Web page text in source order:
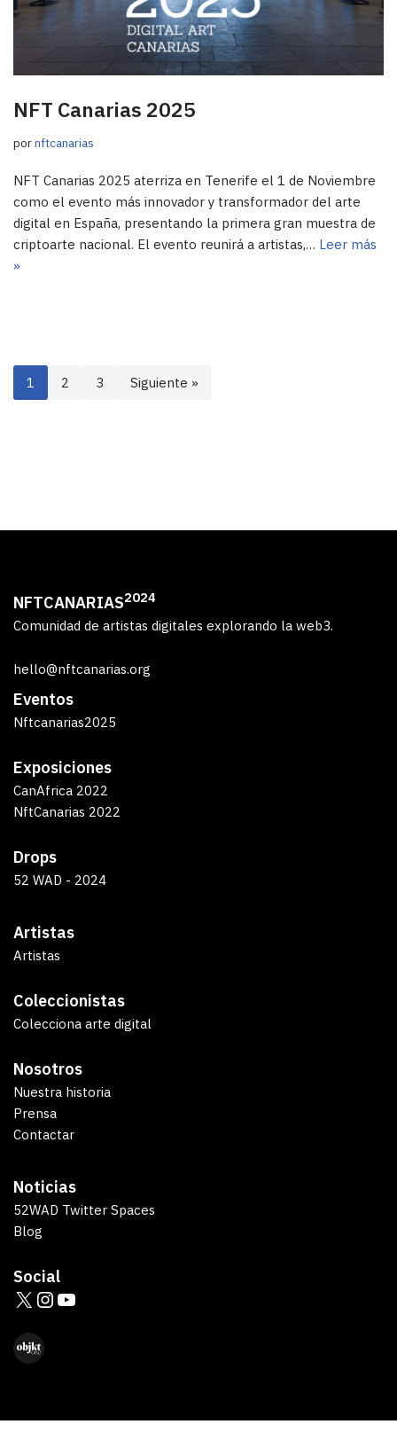
NFT Canarias 2025
pornftcanarias
NFT Canarias 2025 aterriza en Tenerife el 1 de Noviembre
como el evento más innovador y transformador del arte
digital en España, presentando la primera gran muestra de
criptoarte nacional. El evento reunirá a artistas,… Leer más
»
1 2 3 Siguiente »
NFTCANARIAS2024
Comunidad de artistas digitales explorando la web3.
hello@nftcanarias.org
Eventos
Nftcanarias2025
Exposiciones
CanAfrica 2022
NftCanarias 2022
Drops
52 WAD - 2024
Artistas
Artistas
Coleccionistas
Colecciona arte digital
Nosotros
Nuestra historia
Prensa
Contactar
Noticias
52WAD Twitter Spaces
Blog
Social